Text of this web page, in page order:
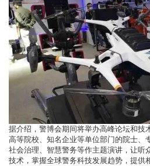
据介绍，警博会期间将举办高峰论坛和技
高等院校、知名企业等单位部门的院士、
社会治理、智慧警务等作主题演讲，让听
技术，掌握全球警务科技发展趋势，提供